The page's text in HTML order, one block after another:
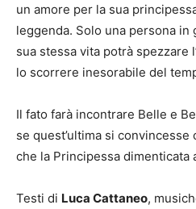
un amore per la sua
leggenda. Solo una persona in
sua stessa vita potrà spezzare
lo scorrere inesorabile del
Il fato farà incontrare Belle e
se quest’ultima si convincesse
che la Principessa dimenticata
Testi di Luca Cattaneo,